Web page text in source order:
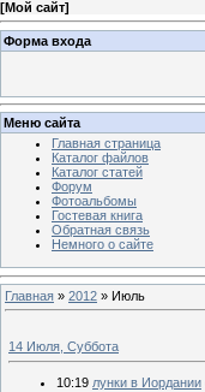
[Мой сайт]
Форма входа
Меню сайта
Главная страница
Каталог файлов
Каталог статей
Форум
Фотоальбомы
Гостевая книга
Обратная связь
Немного о сайте
Главная » 2012 » Июль
14 Июля, Суббота
10:19 лунки в Иордании